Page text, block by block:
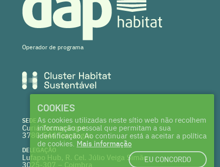
Operador de programa
SEDE
Curia Tecnoparque
3780-544 Tamengos
DELEGAÇÃO
Lufapo Hub, R. Cel. Júlio Veiga Simão
3025-307 – Coimbra
COOKIES
As cookies utilizadas neste sítio web não recolhem
informação pessoal que permitam a sua
identificação. Ao continuar está a aceitar a política
de cookies. Mais informação
EU CONCORDO